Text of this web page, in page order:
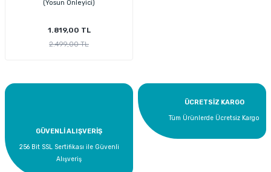
(Yosun Önleyici)
1.819,00 TL
2.499,00 TL
GÜVENLİ ALIŞVERİŞ
256 Bit SSL Sertifikası ile Güvenli
Alışveriş
ÜCRETSİZ KARGO
Tüm Ürünlerde Ücretsiz Kargo